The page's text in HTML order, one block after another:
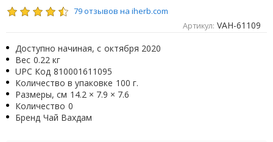
79 отзывов на iherb.com
Артикул: VAH-61109
Доступно начиная, с октября 2020
Вес 0.22 кг
UPC Код 810001611095
Количество в упаковке 100 г.
Размеры, см 14.2 × 7.9 × 7.6
Количество 0
Бренд Чай Вахдам